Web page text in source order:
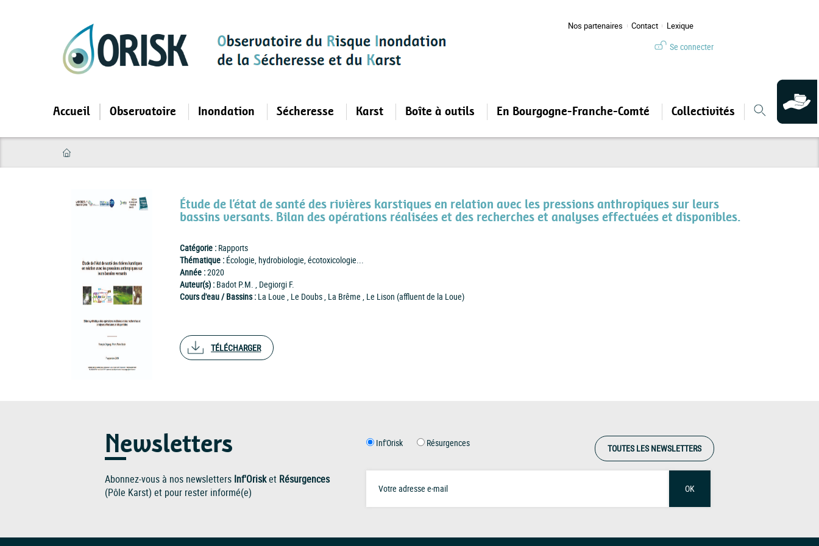
Nos partenaires Contact Lexique
Se connecter
Accueil Observatoire Inondation Sécheresse Karst Boîte à outils En Bourgogne-Franche-Comté Collectivités
Étude de l’état de santé des rivières karstiques en relation avec les pressions anthropiques sur leurs
bassins versants. Bilan des opérations réalisées et des recherches et analyses effectuées et disponibles.
Catégorie : Rapports
Thématique : Écologie, hydrobiologie, écotoxicologie...
Année :2020
Auteur(s) : Badot P.M. , Degiorgi F.
Cours d'eau / Bassins : La Loue , Le Doubs , La Brême , Le Lison (affluent de la Loue)
TÉLÉCHARGER
Newsletters
Abonnez-vous à nos newsletters Inf'Orisket Résurgences
(Pôle Karst) et pour rester informé(e)
Inf'Orisk Résurgences TOUTES LES NEWSLETTERS
OK